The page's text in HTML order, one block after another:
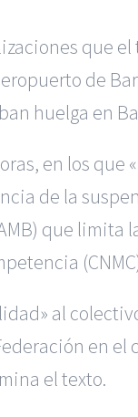
que
de
huelga en
en los que
de la
que limita
al
en el
el texto.